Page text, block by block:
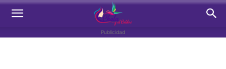
Publicidad